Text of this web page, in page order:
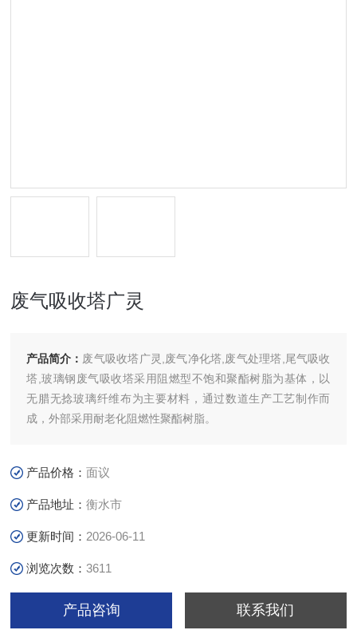
废气吸收塔广灵
产品简介： 废气吸收塔广灵,废气净化塔,废气处理塔,尾气吸收
塔,玻璃钢废气吸收塔采用阻燃型不饱和聚酯树脂为基体，以
无腊无捻玻璃纤维布为主要材料，通过数道生产工艺制作而
成，外部采用耐老化阻燃性聚酯树脂。
产品价格：面议
产品地址：衡水市
更新时间： 2026-06-11
浏览次数：3611
产品咨询 联系我们